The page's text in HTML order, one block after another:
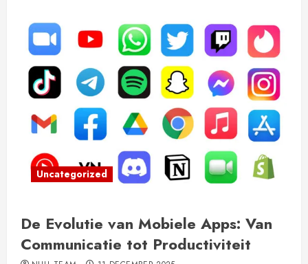
Uncategorized
De Evolutie van Mobiele Apps: Van
Communicatie tot Productiviteit